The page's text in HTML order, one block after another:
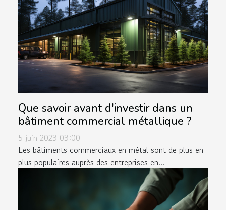
Que savoir avant d'investir dans un
bâtiment commercial métallique ?
5 juin 2023 03:00
Les bâtiments commerciaux en métal sont de plus en
plus populaires auprès des entreprises en...